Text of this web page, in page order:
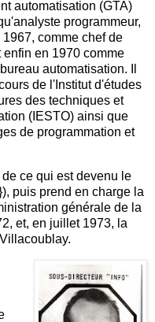
automatisation (GTA)
programmeur,
1967, comme chef de
enfin en 1970 comme
automatisation. Il
de l'Institut d'études
des techniques et
(IESTO) ainsi que
de programmation et
ce qui est devenu le
puis prend en charge la
générale de la
et, en juillet 1973, la